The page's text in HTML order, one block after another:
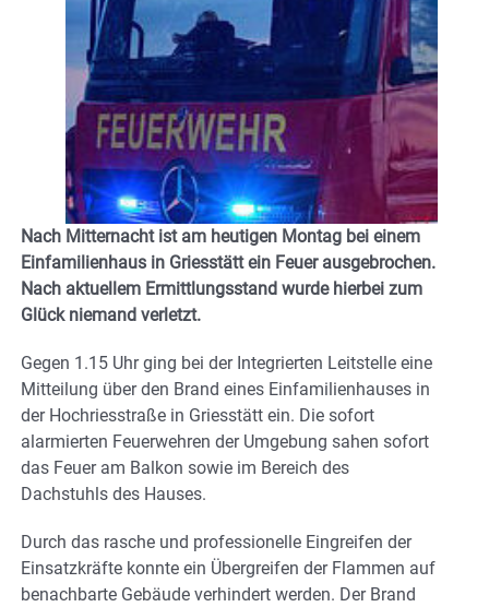
Nach Mitternacht ist am heutigen Montag bei einem
Einfamilienhaus in Griesstätt ein Feuer ausgebrochen.
Nach aktuellem Ermittlungsstand wurde hierbei zum
Glück niemand verletzt.
Gegen 1.15 Uhr ging bei der Integrierten Leitstelle eine
Mitteilung über den Brand eines Einfamilienhauses in
der Hochriesstraße in Griesstätt ein. Die sofort
alarmierten Feuerwehren der Umgebung sahen sofort
das Feuer am Balkon sowie im Bereich des
Dachstuhls des Hauses.
Durch das rasche und professionelle Eingreifen der
Einsatzkräfte konnte ein Übergreifen der Flammen auf
benachbarte Gebäude verhindert werden. Der Brand